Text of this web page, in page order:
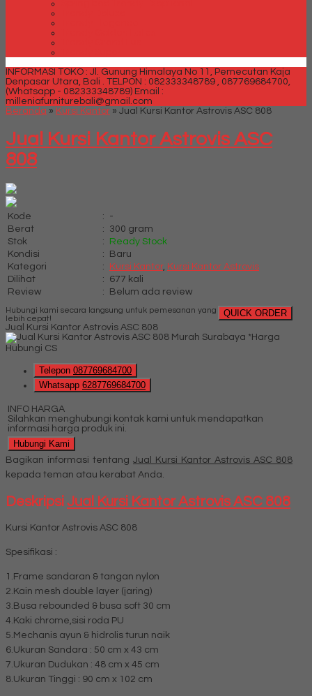
INFORMASI TOKO : Jl. Gunung Himalaya No 11, Pemecutan Kaja
Denpasar Utara, Bali . TELPON : 082333348789 , 087769684700,
(Whatsapp - 082333348789) Email :
milleniafurniturebali@gmail.com
Beranda » Kursi Kantor » Jual Kursi Kantor Astrovis ASC 808
Jual Kursi Kantor Astrovis ASC
808
Kode :
-
Berat
:
300 gram
Stok
:
Ready Stock
Kondisi
:
Baru
Kategori
: Kursi Kantor, Kursi Kantor Astrovis
Dilihat
:
677 kali
Review
: Belum ada review
QUICK ORDER
Hubungi kami secara langsung untuk pemesanan yang
lebih cepat!
Jual Kursi Kantor Astrovis ASC 808
*Harga
Hubungi CS
Telepon 087769684700
Whatsapp 6287769684700
INFO HARGA
Silahkan menghubungi kontak kami untuk mendapatkan
informasi harga produk ini.
Hubungi Kami
Bagikan informasi tentang Jual Kursi Kantor Astrovis ASC 808
kepada teman atau kerabat Anda.
DeskripsiJual Kursi Kantor Astrovis ASC 808
Kursi Kantor Astrovis ASC 808
Spesifikasi :
1.Frame sandaran & tangan nylon
2.Kain mesh double layer (jaring)
3.Busa rebounded & busa soft 30 cm
4.Kaki chrome,sisi roda PU
5.Mechanis ayun & hidrolis turun naik
6.Ukuran Sandara : 50 cm x 43 cm
7.Ukuran Dudukan : 48 cm x 45 cm
8.Ukuran Tinggi : 90 cm x 102 cm